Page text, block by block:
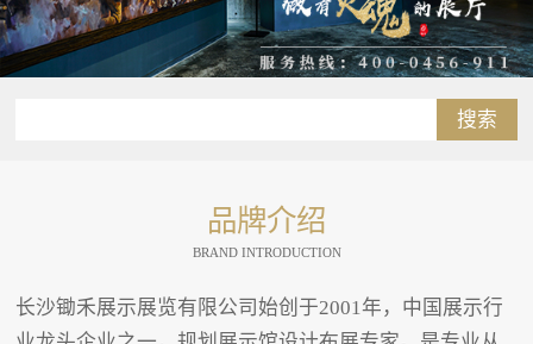
搜索
品牌介绍
BRAND INTRODUCTION
长沙锄禾展示展览有限公司始创于2001年，中国展示行